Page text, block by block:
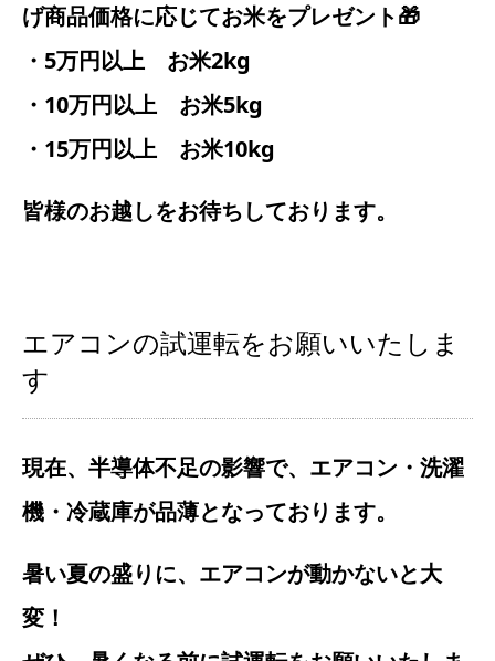
げ商品価格に応じてお米をプレゼント🎁
・5万円以上 お米2kg
・10万円以上 お米5kg
・15万円以上 お米10kg
皆様のお越しをお待ちしております。
エアコンの試運転をお願いいたしま
す
現在、半導体不足の影響で、エアコン・洗濯
機・冷蔵庫が品薄となっております。
暑い夏の盛りに、エアコンが動かないと大
変！